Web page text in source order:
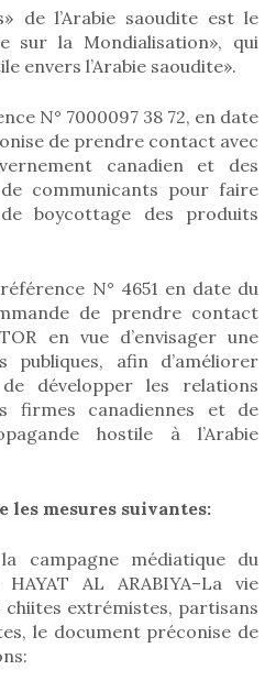
de l’Arabie saoudite est le
sur la Mondialisation», qui
envers l’Arabie saoudite».
N° 7000097 38 72, en date
de prendre contact avec
canadien et des
communicants pour faire
boycottage des produits
N° 4651 en date du
de prendre contact
en vue d’envisager une
afin d’améliorer
de développer les relations
firmes canadiennes et de
hostile à l’Arabie
les mesures suivantes:
campagne médiatique du
AL ARABIYA–La vie
chiites extrémistes, partisans
le document préconise de